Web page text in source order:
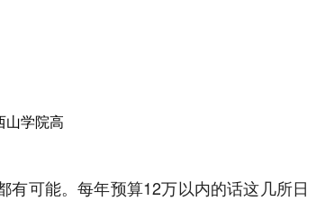
山学院高
可能。每年预算12万以内的话这几所日